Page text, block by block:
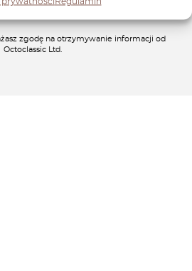
zgodę na otrzymywanie informacji od
Octoclassic Ltd.